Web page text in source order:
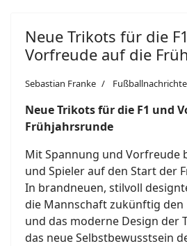
Neue Trikots für die
Vorfreude auf die
Sebastian Franke
Neue Trikots für die F1 und
Frühjahrsrunde
Mit Spannung und Vorfreude
und Spieler auf den Start der
In brandneuen, stilvoll
die Mannschaft zukünftig den
und das moderne Design der
das neue Selbstbewusstsein